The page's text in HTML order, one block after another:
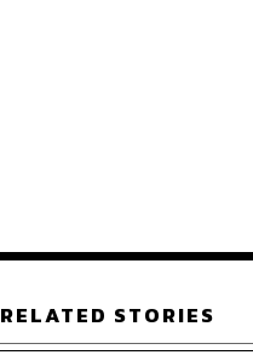
RELATED STORIES